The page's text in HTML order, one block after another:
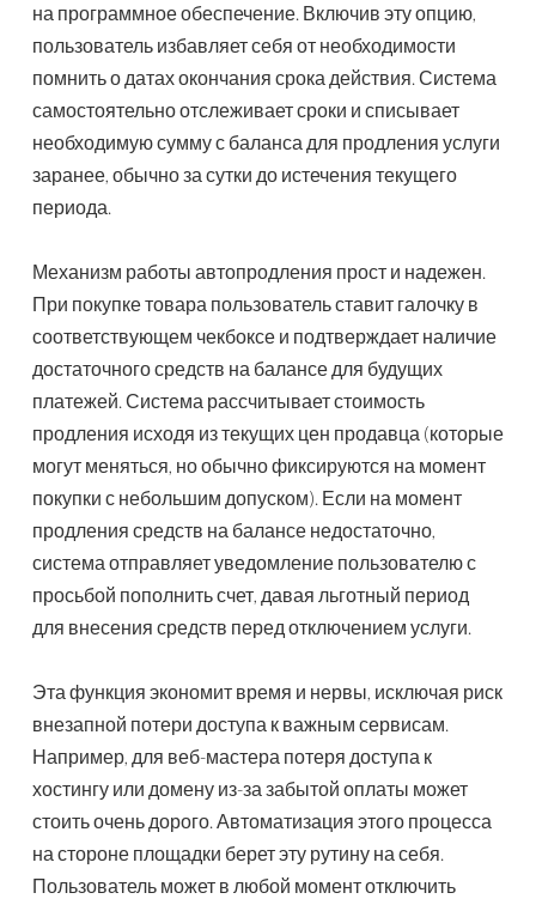
на программное обеспечение. Включив эту опцию,
пользователь избавляет себя от необходимости
помнить о датах окончания срока действия. Система
самостоятельно отслеживает сроки и списывает
необходимую сумму с баланса для продления услуги
заранее, обычно за сутки до истечения текущего
периода.
Механизм работы автопродления прост и надежен.
При покупке товара пользователь ставит галочку в
соответствующем чекбоксе и подтверждает наличие
достаточного средств на балансе для будущих
платежей. Система рассчитывает стоимость
продления исходя из текущих цен продавца (которые
могут меняться, но обычно фиксируются на момент
покупки с небольшим допуском). Если на момент
продления средств на балансе недостаточно,
система отправляет уведомление пользователю с
просьбой пополнить счет, давая льготный период
для внесения средств перед отключением услуги.
Эта функция экономит время и нервы, исключая риск
внезапной потери доступа к важным сервисам.
Например, для веб-мастера потеря доступа к
хостингу или домену из-за забытой оплаты может
стоить очень дорого. Автоматизация этого процесса
на стороне площадки берет эту рутину на себя.
Пользователь может в любой момент отключить